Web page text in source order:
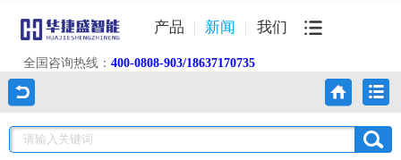
产品 新闻 我们
全国咨询热线： 400-0808-903/18637170735